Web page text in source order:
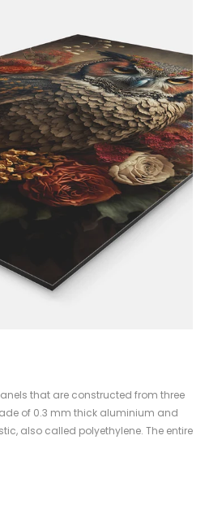
that are constructed from three
of 0.3 mm thick aluminium and
also called polyethylene. The entire